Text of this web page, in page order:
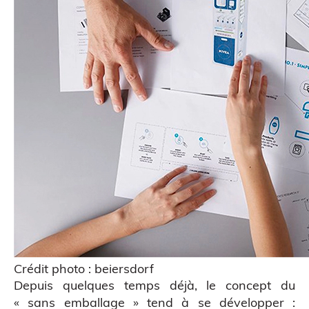
Crédit photo : beiersdorf
Depuis quelques temps déjà, le concept du
« sans emballage » tend à se développer :